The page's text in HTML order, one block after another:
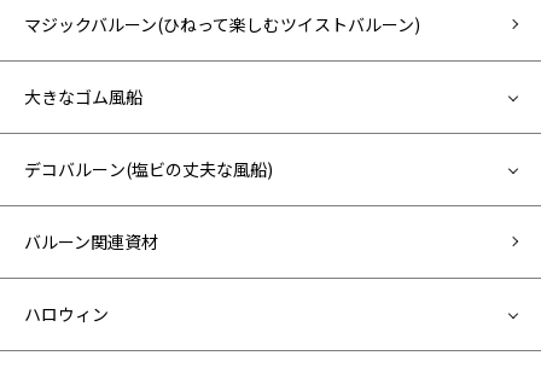
マジックバルーン(ひねって楽しむツイストバルーン)
大きなゴム風船
デコバルーン(塩ビの丈夫な風船)
バルーン関連資材
ハロウィン